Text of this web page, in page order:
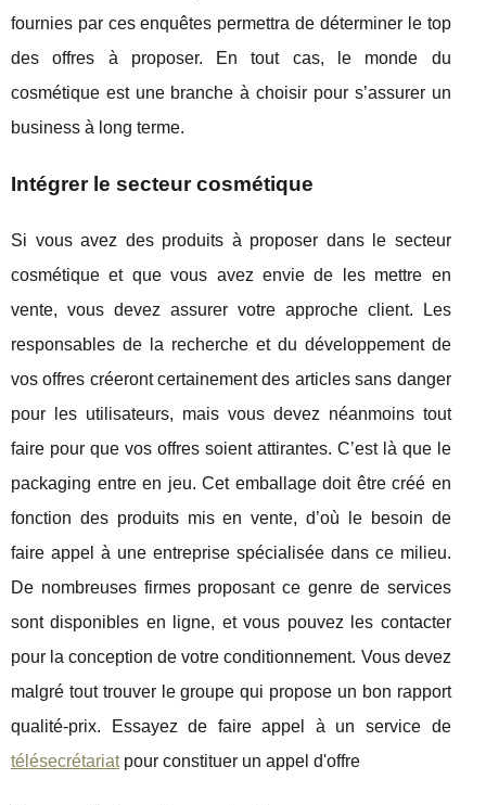
fournies par ces enquêtes permettra de déterminer le top
des offres à proposer. En tout cas, le monde du
cosmétique est une branche à choisir pour s’assurer un
business à long terme.
Intégrer le secteur cosmétique
Si vous avez des produits à proposer dans le secteur
cosmétique et que vous avez envie de les mettre en
vente, vous devez assurer votre approche client. Les
responsables de la recherche et du développement de
vos offres créeront certainement des articles sans danger
pour les utilisateurs, mais vous devez néanmoins tout
faire pour que vos offres soient attirantes. C’est là que le
packaging entre en jeu. Cet emballage doit être créé en
fonction des produits mis en vente, d’où le besoin de
faire appel à une entreprise spécialisée dans ce milieu.
De nombreuses firmes proposant ce genre de services
sont disponibles en ligne, et vous pouvez les contacter
pour la conception de votre conditionnement. Vous devez
malgré tout trouver le groupe qui propose un bon rapport
qualité-prix. Essayez de faire appel à un service de
télésecrétariatpour constituer un appel d'offre